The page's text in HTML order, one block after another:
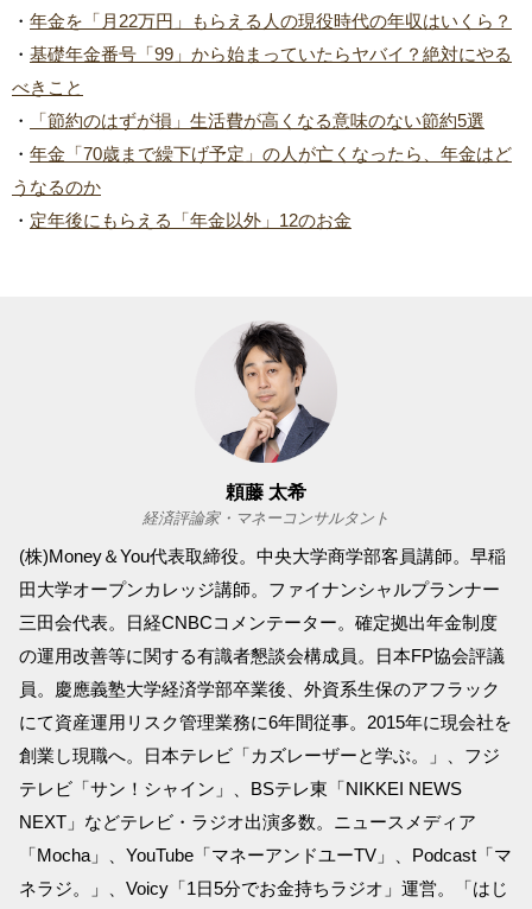
・ 年金を「月22万円」もらえる人の現役時代の年収はいくら？
・ 基礎年金番号「99」から始まっていたらヤバイ？絶対にやる
べきこと
・
「節約のはずが損」生活費が高くなる意味のない節約5選
・ 年金「70歳まで繰下げ予定」の人が亡くなったら、年金はど
うなるのか
・ 定年後にもらえる「年金以外」12のお金
頼藤 太希
経済評論家・マネーコンサルタント
(株)Money＆You代表取締役。中央大学商学部客員講師。早稲
田大学オープンカレッジ講師。ファイナンシャルプランナー
三田会代表。日経CNBCコメンテーター。確定拠出年金制度
の運用改善等に関する有識者懇談会構成員。日本FP協会評議
員。慶應義塾大学経済学部卒業後、外資系生保のアフラック
にて資産運用リスク管理業務に6年間従事。2015年に現会社を
創業し現職へ。日本テレビ「カズレーザーと学ぶ。」、フジ
テレビ「サン！シャイン」、BSテレ東「NIKKEI NEWS
NEXT」などテレビ・ラジオ出演多数。ニュースメディア
「Mocha」、YouTube「マネーアンドユーTV」、Podcast「マ
ネラジ。」、Voicy「1日5分でお金持ちラジオ」運営。「はじ